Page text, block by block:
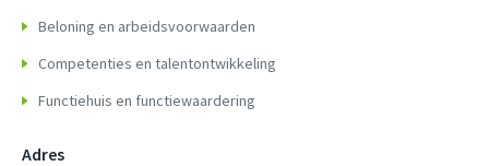
Beloning en arbeidsvoorwaarden
Competenties en talentontwikkeling
Functiehuis en functiewaardering
Adres